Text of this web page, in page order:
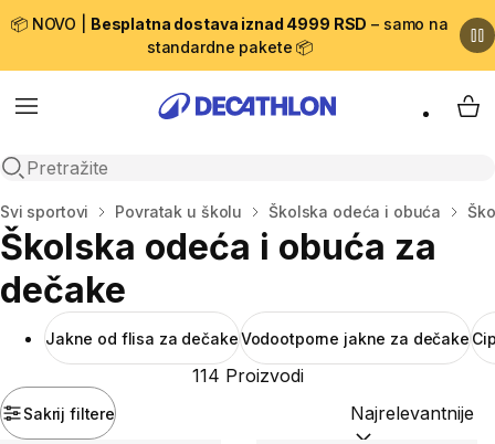
📦 NOVO | Besplatna dostava iznad 4999 RSD – samo na
standardne pakete 📦
Menu
Open search
My
Početna stranica
Svi sportovi Povratak u školu Školska odeća i obuća
Školska odeća i obuća za
dečake
Jakne od flisa za dečakeVodootporne jakne za dečake
Sakrij filtere
114 Proizvodi
Sortiraj po: